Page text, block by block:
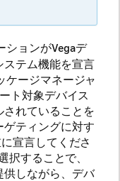
ションがVegaデ
ステム機能を宣言
ケージマネージャ
ト対象デバイス
されていることを
ティングに対す
宣言してくださ
択することで、
供しながら、デバ